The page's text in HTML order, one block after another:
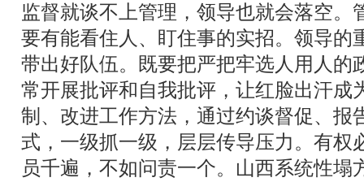
监督就谈不上管理，领导也就会落空。
要有能看住人、盯住事的实招。领导的
带出好队伍。既要把严把牢选人用人的
常开展批评和自我批评，让红脸出汗成
制、改进工作方法，通过约谈督促、报
式，一级抓一级，层层传导压力。有权
员千遍，不如问责一个。山西系统性塌